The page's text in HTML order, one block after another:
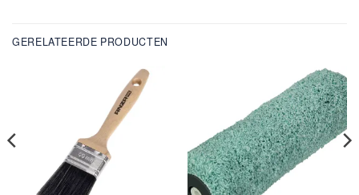
GERELATEERDE PRODUCTEN